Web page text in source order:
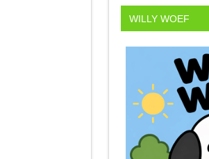
WILLY WOEF